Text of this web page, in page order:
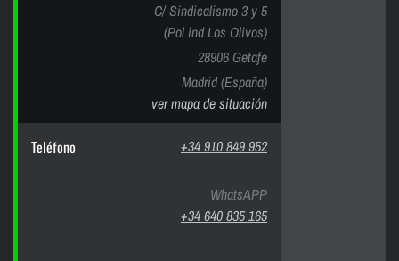
C/ Sindicalismo 3 y 5
(Pol ind Los Olivos)
28906 Getafe
Madrid (España)
ver mapa de situación
Teléfono +34 910 849 952
WhatsAPP
+34 640 835 165